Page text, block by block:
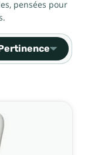
pensées pour
Nom, Z à A
croissant